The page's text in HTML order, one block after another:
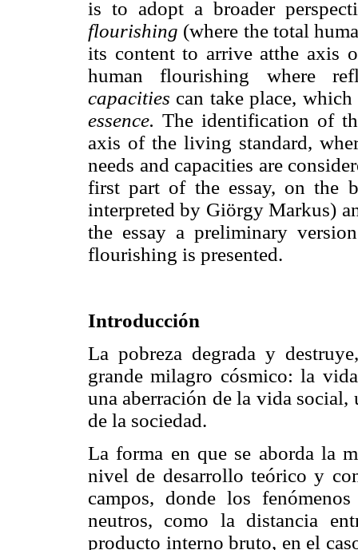
is to adopt a broader
flourishing (where the total
its content to arrive atthe axis
human flourishing where
capacities can take place,
essence. The identification of
axis of the living standard,
needs and capacities are
first part of the essay, on the
interpreted by Giörgy Markus)
the essay a preliminary
flourishing is presented.
Introducción
La pobreza degrada y
grande milagro cósmico: la
una aberración de la vida
de la sociedad.
La forma en que se aborda la
nivel de desarrollo teórico y
campos, donde los
neutros, como la distancia
producto interno bruto, en el